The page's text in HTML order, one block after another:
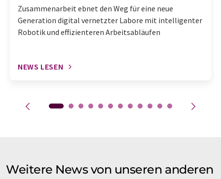
Zusammenarbeit ebnet den Weg für eine neue
Generation digital vernetzter Labore mit intelligenter
Robotik und effizienteren Arbeitsabläufen
NEWS LESEN
Weitere News von unseren anderen